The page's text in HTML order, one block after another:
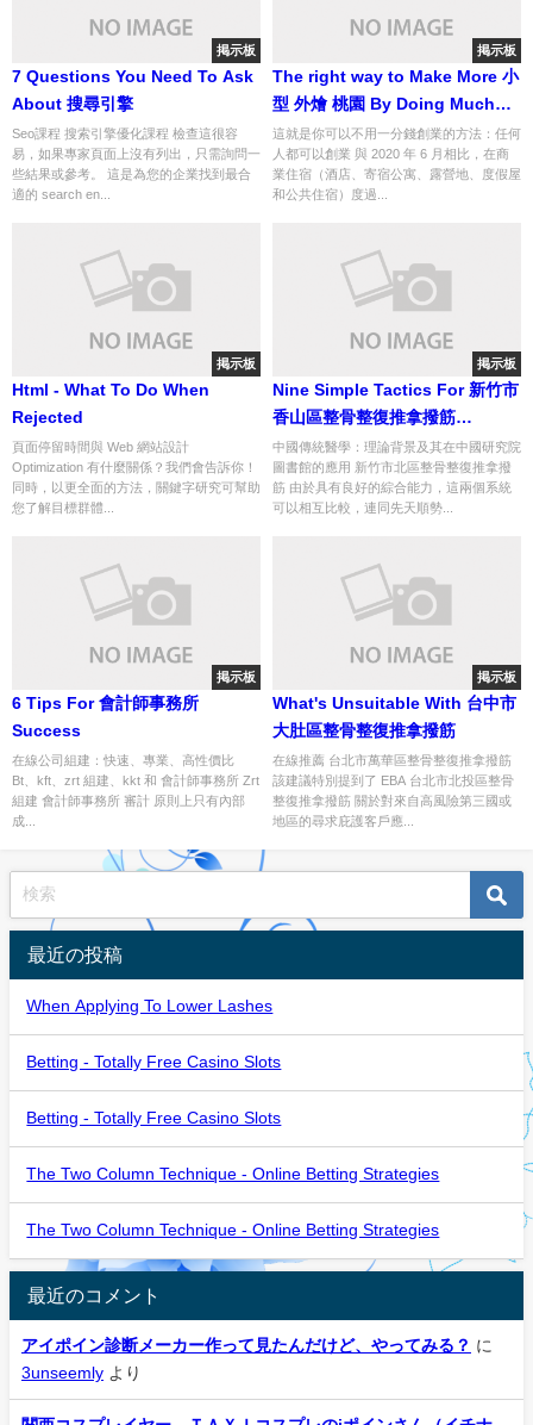
掲示板
7 Questions You Need To Ask
About 搜尋引擎
Seo課程 搜索引擎優化課程 檢查這很容
易，如果專家頁面上沒有列出，只需詢問一
些結果或參考。 這是為您的企業找到最合
適的 search en...
掲示板
The right way to Make More 小
型 外燴 桃園 By Doing Much
less
這就是你可以不用一分錢創業的方法：任何
人都可以創業 與 2020 年 6 月相比，在商
業住宿（酒店、寄宿公寓、露營地、度假屋
和公共住宿）度過...
掲示板
Html - What To Do When
Rejected
頁面停留時間與 Web 網站設計
Optimization 有什麼關係？我們會告訴你！
同時，以更全面的方法，關鍵字研究可幫助
您了解目標群體...
掲示板
Nine Simple Tactics For 新竹市
香山區整骨整復推拿撥筋
Uncovered
中國傳統醫學：理論背景及其在中國研究院
圖書館的應用 新竹市北區整骨整復推拿撥
筋 由於具有良好的綜合能力，這兩個系統
可以相互比較，連同先天順勢...
掲示板
6 Tips For 會計師事務所
Success
在線公司組建：快速、專業、高性價比
Bt、kft、zrt 組建、kkt 和 會計師事務所 Zrt
組建 會計師事務所 審計 原則上只有內部
成...
掲示板
What's Unsuitable With 台中市
大肚區整骨整復推拿撥筋
在線推薦 台北市萬華區整骨整復推拿撥筋
該建議特別提到了 EBA 台北市北投區整骨
整復推拿撥筋 關於對來自高風險第三國或
地區的尋求庇護客戶應...
最近の投稿
When Applying To Lower Lashes
Betting - Totally Free Casino Slots
Betting - Totally Free Casino Slots
The Two Column Technique - Online Betting Strategies
The Two Column Technique - Online Betting Strategies
最近のコメント
アイポイン診断メーカー作って見たんだけど、やってみる？ に
3unseemly より